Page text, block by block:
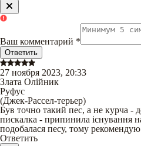
Ваш комментарий *
Ответить
27 ноября 2023, 20:33
Злата Олійник
Руфус
(Джек-Рассел-терьер)
Був точно такий пес, а не курча -
пискалка - припинила існування
подобалася песу, тому
Ответить